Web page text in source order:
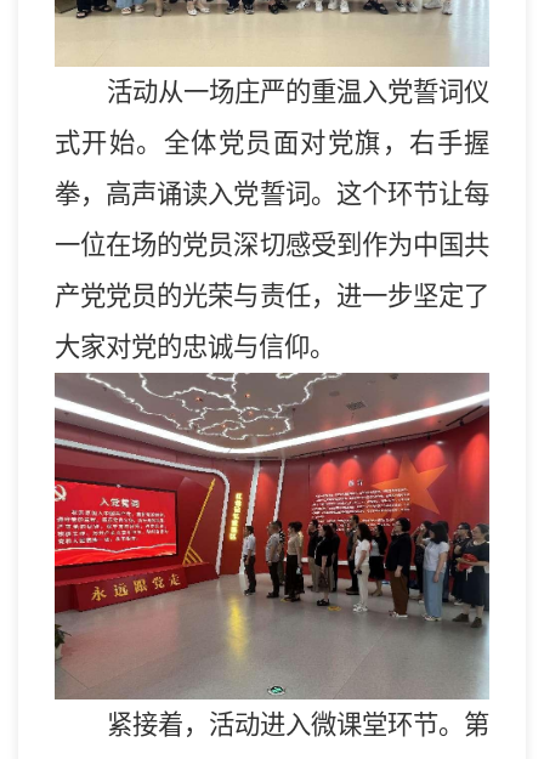
活动从一场庄严的重温入党誓词仪
式开始。全体党员面对党旗，右手握
拳，高声诵读入党誓词。这个环节让每
一位在场的党员深切感受到作为中国共
产党党员的光荣与责任，进一步坚定了
大家对党的忠诚与信仰。
紧接着，活动进入微课堂环节。第